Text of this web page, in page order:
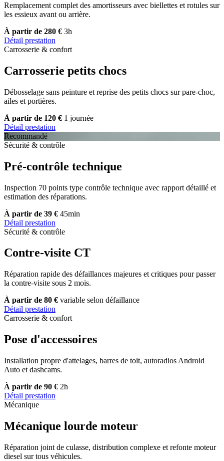
Remplacement complet des amortisseurs avec biellettes et rotules sur
les essieux avant ou arrière.
À partir de 280 € 3h
Détail prestation
Carrosserie & confort
Carrosserie petits chocs
Débosselage sans peinture et reprise des petits chocs sur pare-choc,
ailes et portières.
À partir de 120 € 1 journée
Détail prestation
Recommandé
Sécurité & contrôle
Pré-contrôle technique
Inspection 70 points type contrôle technique avec rapport détaillé et
estimation des réparations.
À partir de 39 € 45min
Détail prestation
Sécurité & contrôle
Contre-visite CT
Réparation rapide des défaillances majeures et critiques pour passer
la contre-visite sous 2 mois.
À partir de 80 € variable selon défaillance
Détail prestation
Carrosserie & confort
Pose d'accessoires
Installation propre d'attelages, barres de toit, autoradios Android
Auto et dashcams.
À partir de 90 € 2h
Détail prestation
Mécanique
Mécanique lourde moteur
Réparation joint de culasse, distribution complexe et refonte moteur
diesel sur tous véhicules.